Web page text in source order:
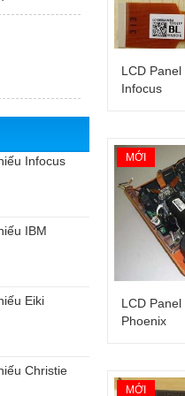
LCD
Infocus
MỚI
LCD
Phoenix
MỚI
Infocus
IBM
Eiki
Christie